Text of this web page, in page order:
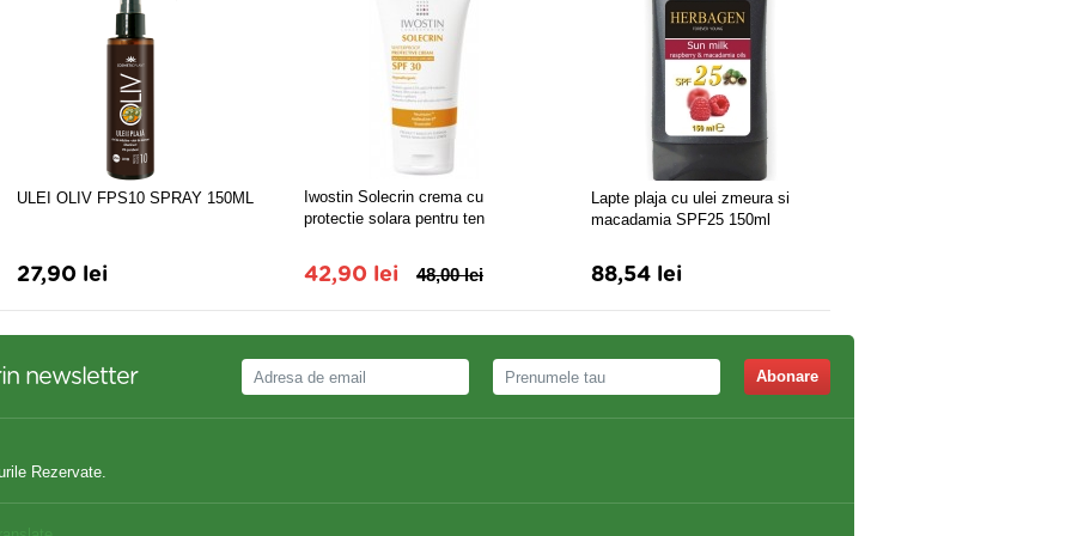
ULEI OLIV FPS10 SPRAY 150ML
27,90 lei
Iwostin Solecrin crema cu
protectie solara pentru ten
42,90 lei 48,00 lei
Lapte plaja cu ulei zmeura si
macadamia SPF25 150ml
88,54 lei
newsletter Abonare
Rezervate.